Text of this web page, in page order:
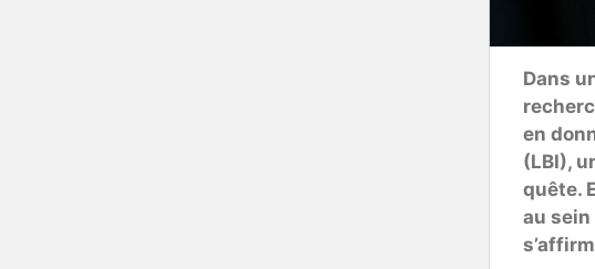
Dans
en
(LBI),
quête.
au sein